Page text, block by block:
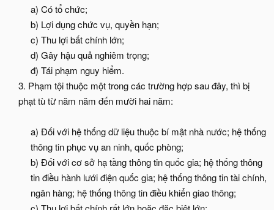
a) Có tổ chức;
b) Lợi dụng chức vụ, quyền hạn;
c) Thu lợi bất chính lớn;
d) Gây hậu quả nghiêm trọng;
đ) Tái phạm nguy hiểm.​
3. Phạm tội thuộc một trong các trường hợp sau đây, thì bị
phạt tù từ năm năm đến mười hai năm:
a) Đối với hệ thống dữ liệu thuộc bí mật nhà nước; hệ thống
thông tin phục vụ an ninh, quốc phòng;
b) Đối với cơ sở hạ tầng thông tin quốc gia; hệ thống thông
tin điều hành lưới điện quốc gia; hệ thống thông tin tài chính,
ngân hàng; hệ thống thông tin điều khiển giao thông;